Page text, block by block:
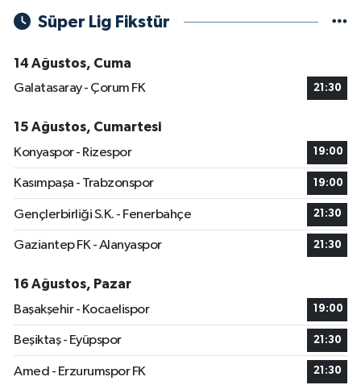
Süper Lig Fikstür
14 Ağustos, Cuma
Galatasaray - Çorum FK
21:30
15 Ağustos, Cumartesi
Konyaspor - Rizespor
19:00
Kasımpaşa - Trabzonspor 19:00
Gençlerbirliği S.K. - Fenerbahçe 21:30
Gaziantep FK - Alanyaspor 21:30
16 Ağustos, Pazar
Başakşehir - Kocaelispor
19:00
Beşiktaş - Eyüpspor 21:30
Amed - Erzurumspor FK 21:30